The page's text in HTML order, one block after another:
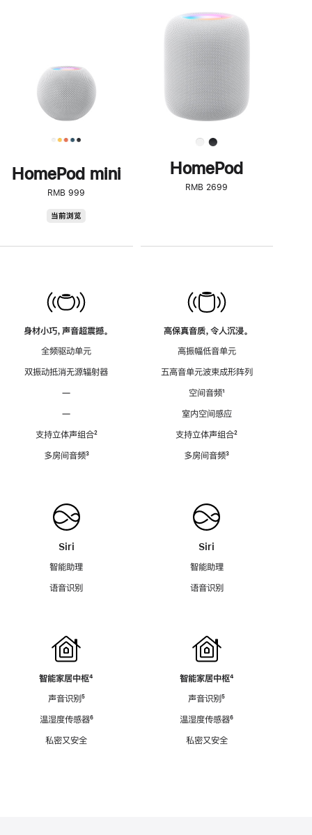
HomePod mini
RMB 999
当前浏览
身材小巧，声音超震撼。
全频驱动单元
双振动抵消无源辐射器
—
—
支持立体声组合脚
²
多房间音频脚
³
Siri
智能助理
语音识别
智能家居中枢脚
⁴
声音识别脚
⁵
温湿度传感器脚
⁶
私密又安全
步
了
解
HomePod<
HomePod
RMB 2699
高保真音质，令人沉浸。
高振幅低音单元
五高音单元波束成形阵列
空间音频脚
¹
室内空间感应
支持立体声组合脚
²
多房间音频脚
³
Siri
智能助理
语音识别
智能家居中枢脚
⁴
声音识别脚
⁵
温湿度传感器脚
⁶
私密又安全